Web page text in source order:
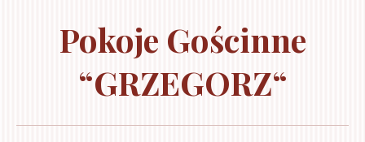
Pokoje Gościnne
“GRZEGORZ“